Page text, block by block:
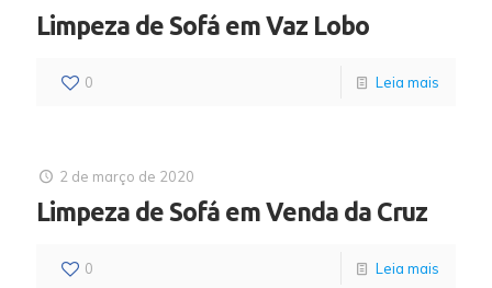
Limpeza de Sofá em Vaz Lobo
0 Leia mais
2 de março de 2020
Limpeza de Sofá em Venda da Cruz
0 Leia mais